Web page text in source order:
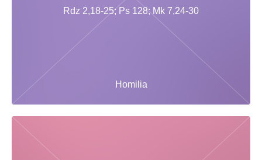
Homilia
Rdz 2,18-25; Ps 128; Mk 7,24-30